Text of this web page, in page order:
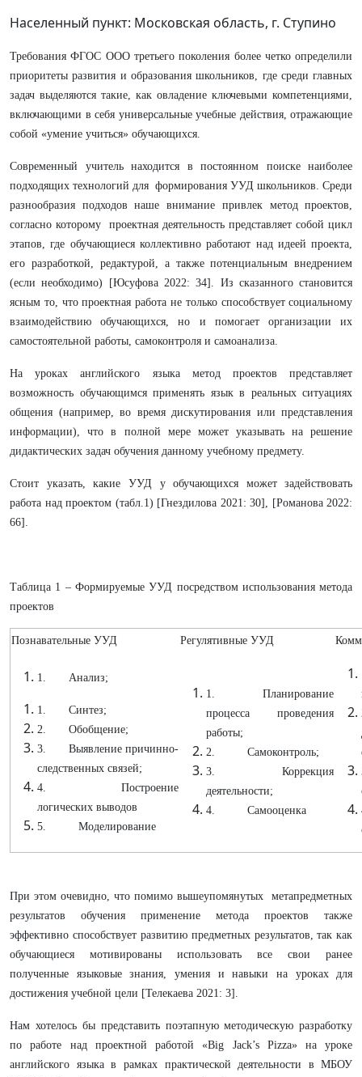
Населенный пункт: Московская область, г. Ступино
Требования ФГОС ООО третьего поколения более четко определили
приоритеты развития и образования школьников, где среди главных
задач выделяются такие, как овладение ключевыми компетенциями,
включающими в себя универсальные учебные действия, отражающие
собой «умение учиться» обучающихся.
Современный учитель находится в постоянном поиске наиболее
подходящих технологий для формирования УУД школьников. Среди
разнообразия подходов наше внимание привлек метод проектов,
согласно которому проектная деятельность представляет собой цикл
этапов, где обучающиеся коллективно работают над идеей проекта,
его разработкой, редактурой, а также потенциальным внедрением
(если необходимо) [Юсуфова 2022: 34]. Из сказанного становится
ясным то, что проектная работа не только способствует социальному
взаимодействию обучающихся, но и помогает организации их
самостоятельной работы, самоконтроля и самоанализа.
На уроках английского языка метод проектов представляет
возможность обучающимся применять язык в реальных ситуациях
общения (например, во время дискутирования или представления
информации), что в полной мере может указывать на решение
дидактических задач обучения данному учебному предмету.
Стоит указать, какие УУД у обучающихся может задействовать
работа над проектом (табл.1) [Гнездилова 2021: 30], [Романова 2022:
66].
Таблица 1 – Формируемые УУД посредством использования метода
проектов
Познавательные УУД Регулятивные УУД
1. Анализ;
1. Синтез;
2. Обобщение;
3. Выявление причинно-
следственных связей;
4. Построение
логических выводов
5. Моделирование
1. Планирование
процесса проведения
работы;
2. Самоконтроль;
3. Коррекция
деятельности;
4. Самооценка
При этом очевидно, что помимо вышеупомянутых метапредметных
результатов обучения применение метода проектов также
эффективно способствует развитию предметных результатов, так как
обучающиеся мотивированы использовать все свои ранее
полученные языковые знания, умения и навыки на уроках для
достижения учебной цели [Телекаева 2021: 3].
Нам хотелось бы представить поэтапную методическую разработку
по работе над проектной работой «Big Jack’s Pizza» на уроке
английского языка в рамках практической деятельности в МБОУ